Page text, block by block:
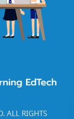
ALL RIGHTS